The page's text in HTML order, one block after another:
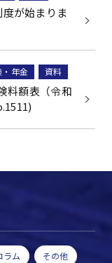
ラム その他
が始まりま
年金 資料
料額表（令和